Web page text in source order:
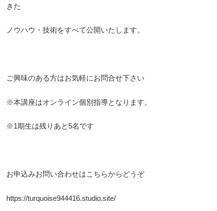
きた
ノウハウ・技術をすべて公開いたします。
ご興味のある方はお気軽にお問合せ下さい
※本講座はオンライン個別指導となります。
※1期生は残りあと5名です
お申込みお問い合わせはこちらからどうぞ
https://turquoise944416.studio.site/